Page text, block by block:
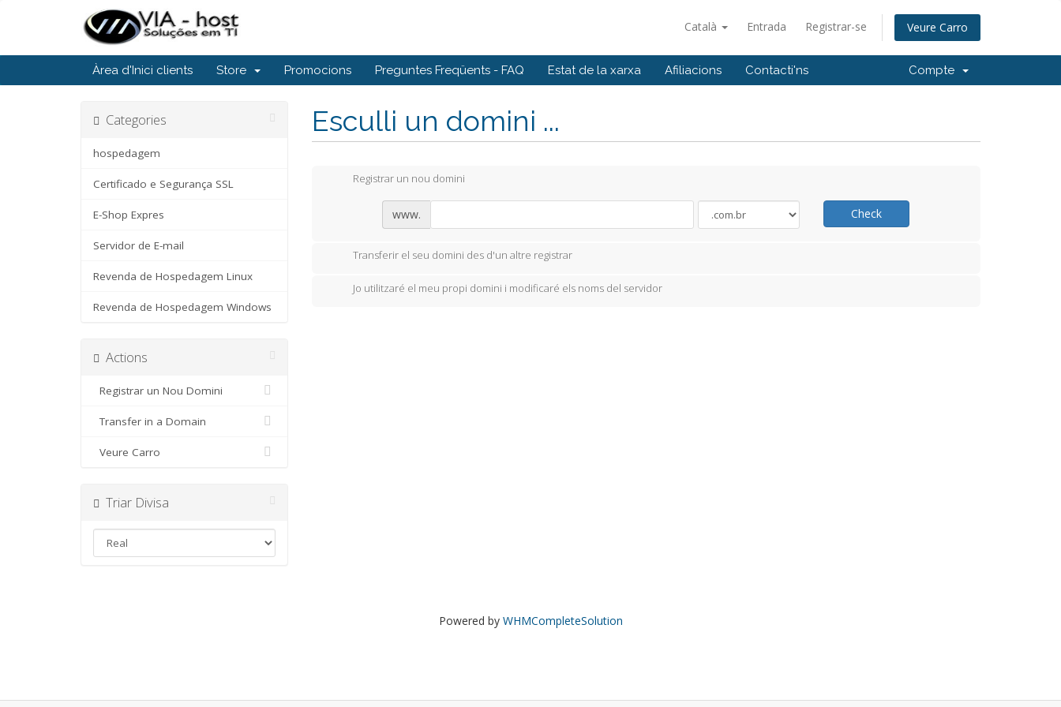
Català Entrada Registrar-se Veure Carro
Àrea d'Inici clients Store Promocions Preguntes Freqüents - FAQ Estat de la xarxa Afiliacions Contacti'ns Compte
Esculli un domini ...
Categories
hospedagem
Certificado e Segurança SSL
E-Shop Expres
Servidor de E-mail
Revenda de Hospedagem Linux
Revenda de Hospedagem Windows
Actions
Registrar un Nou Domini
Transfer in a Domain
Veure Carro
Triar Divisa
Registrar un nou domini
www. Check
Transferir el seu domini des d'un altre registrar
Jo utilitzaré el meu propi domini i modificaré els noms del servidor
Powered by WHMCompleteSolution